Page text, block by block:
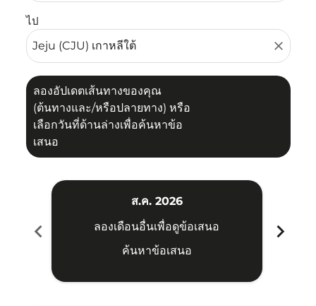
ไป
close
ลองอัปเดตเส้นทางของคุณ
(ต้นทางและ/หรือปลายทาง) หรือ
เลือกวันที่ด้านล่างเพื่อค้นหาข้อ
เสนอ
chevron_left
ส.ค. 2026
ลองเดือนอื่นเพื่อดูข้อเสนอ
ค้นหาข้อเสนอ
chevron_right